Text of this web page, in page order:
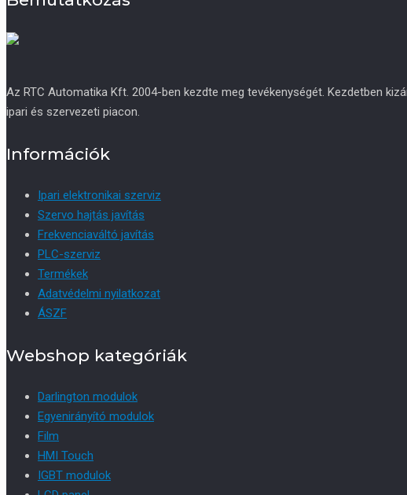
Az RTC Automatika Kft. 2004-ben kezdte meg tevékenységét. Kezdetben
ipari és szervezeti piacon.
Információk
Ipari elektronikai szerviz
Szervo hajtás javítás
Frekvenciaváltó javítás
PLC-szerviz
Termékek
Adatvédelmi nyilatkozat
ÁSZF
Webshop kategóriák
Darlington modulok
Egyenirányító modulok
Film
HMI Touch
IGBT modulok